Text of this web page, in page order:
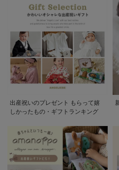
出産祝いのプレゼント もらって嬉
しかったもの・ギフトランキング